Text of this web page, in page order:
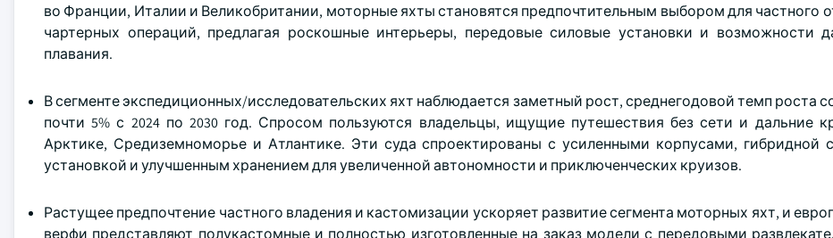
во Франции, Италии и Великобритании, моторные яхты становятся предпочтительным выбором для частного
чартерных операций, предлагая роскошные интерьеры, передовые силовые установки и возможности
плавания.
В сегменте экспедиционных/исследовательских яхт наблюдается заметный рост, среднегодовой темп роста
почти 5% с 2024 по 2030 год. Спросом пользуются владельцы, ищущие путешествия без сети и дальние
Арктике, Средиземноморье и Атлантике. Эти суда спроектированы с усиленными корпусами, гибридной
установкой и улучшенным хранением для увеличенной автономности и приключенческих круизов.
Растущее предпочтение частного владения и кастомизации ускоряет развитие сегмента моторных яхт, и
верфи представляют полукастомные и полностью изготовленные на заказ модели с передовыми